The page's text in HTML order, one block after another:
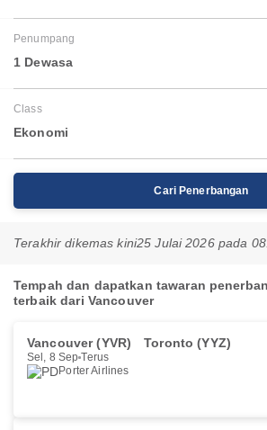
Penumpang
1 Dewasa
Class
Ekonomi
Cari Penerbangan
Terakhir dikemas kini25 Julai 2026 pada
Tempah dan dapatkan tawaran
terbaik dari Vancouver
Vancouver (YVR) Toronto (YYZ)
Sel, 8 Sep Terus
Porter Airlines